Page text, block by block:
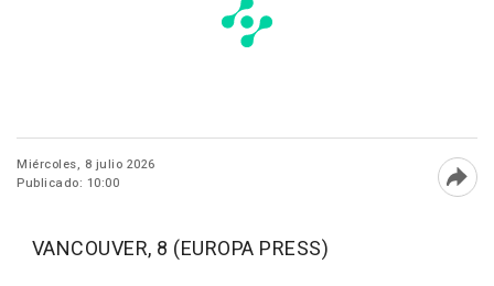
Miércoles, 8 julio 2026
Publicado: 10:00
VANCOUVER, 8 (EUROPA PRESS)